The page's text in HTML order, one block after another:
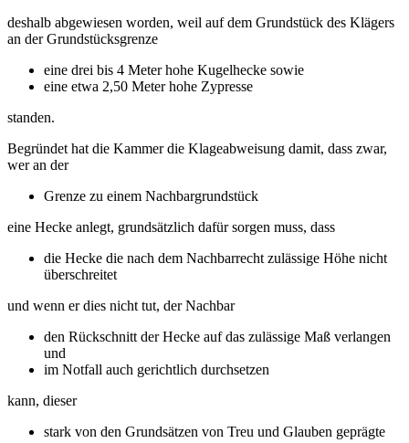
deshalb abgewiesen worden, weil auf dem Grundstück des Klägers
an der Grundstücksgrenze
eine drei bis 4 Meter hohe Kugelhecke sowie
eine etwa 2,50 Meter hohe Zypresse
standen.
Begründet hat die Kammer die Klageabweisung damit, dass zwar,
wer an der
Grenze zu einem Nachbargrundstück
eine Hecke anlegt, grundsätzlich dafür sorgen muss, dass
die Hecke die nach dem Nachbarrecht zulässige Höhe nicht
überschreitet
und wenn er dies nicht tut, der Nachbar
den Rückschnitt der Hecke auf das zulässige Maß verlangen
und
im Notfall auch gerichtlich durchsetzen
kann, dieser
stark von den Grundsätzen von Treu und Glauben geprägte